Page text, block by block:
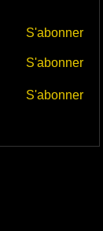
S'abonner
S'abonner
S'abonner